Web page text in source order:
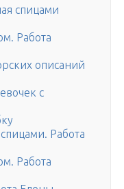
спицами
Работа
описаний
с
Работа
Работа